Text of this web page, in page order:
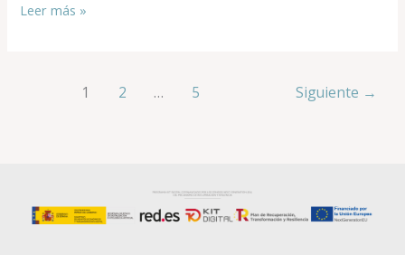
Leer más »
1 2 … 5 Siguiente →